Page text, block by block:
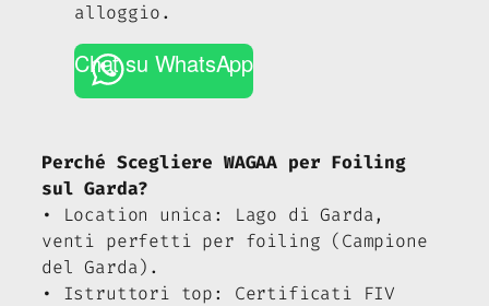
alloggio.
Chat su WhatsApp
Perché Scegliere WAGAA per Foiling
sul Garda?
• Location unica: Lago di Garda,
venti perfetti per foiling (Campione
del Garda).
• Istruttori top: Certificati FIV